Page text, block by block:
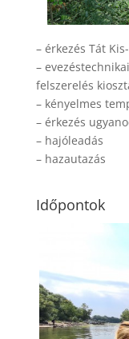
– érkezés Tát
–
felszerelés
– kényelmes
– érkezés
– hajóleadás
– hazautazás
Időpontok